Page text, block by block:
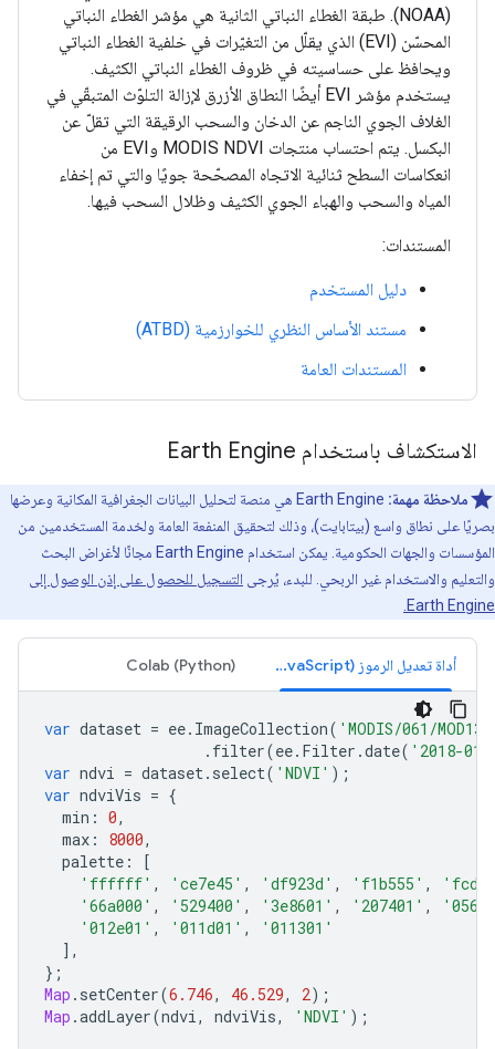
(NOAA). طبقة الغطاء النباتي الثانية هي مؤشر الغطاء النباتي
المحسّن (EVI) الذي يقلّل من التغيّرات في خلفية الغطاء النباتي
ويحافظ على حساسيته في ظروف الغطاء النباتي الكثيف.
يستخدم مؤشر EVI أيضًا النطاق الأزرق لإزالة التلوّث المتبقّي في
الغلاف الجوي الناجم عن الدخان والسحب الرقيقة التي تقلّ عن
البكسل. يتم احتساب منتجات MODIS NDVI وEVI من
انعكاسات السطح ثنائية الاتجاه المصحّحة جويًا والتي تم إخفاء
المياه والسحب والهباء الجوي الكثيف وظلال السحب فيها.
المستندات:
دليل المستخدم
مستند الأساس النظري للخوارزمية (ATBD)
المستندات العامة
الاستكشاف باستخدام Earth Engine
ملاحظة مهمة:
‫Earth Engine هي منصة لتحليل البيانات الجغرافية المكانية وعرضها
بصريًا على نطاق واسع (بيتابايت)، وذلك لتحقيق المنفعة العامة ولخدمة المستخدمين من
المؤسسات والجهات الحكومية. يمكن استخدام Earth Engine مجانًا لأغراض البحث
والتعليم والاستخدام غير الربحي. للبدء، يُرجى التسجيل للحصول على إذن الوصول إلى
Earth Engine.
أداة تعديل الرموز (JavaScript) Colab (Python)
var dataset = ee. ImageCollection( 'MODIS/061/
. filter(ee. Filter .date( '2018-
var ndvi = dataset. select( 'NDVI' );
var ndviVis = {
min : 0,
max : 8000,
palette :
[
'ffffff' , 'ce7e45' , 'df923d' , 'f1b555' ,
'66a000' , '529400' , '3e8601' , '207401' ,
'012e01' , '011d01' ,
'011301'
],
};
Map . setCenter(6.746, 46.529, 2);
Map .addLayer(ndvi, ndviVis, 'NDVI' );